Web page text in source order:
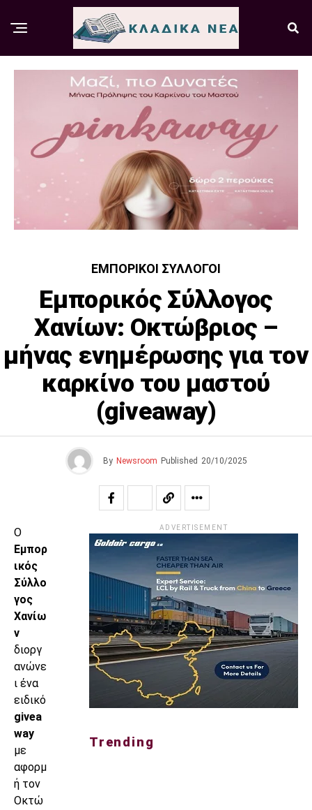
ΕΜΠΟΡΙΚΟΊ ΣΎΛΛΟΓΟΙ
Εμπορικός Σύλλογος
Χανίων: Οκτώβριος –
μήνας ενημέρωσης για τον
καρκίνο του μαστού
(giveaway)
By Newsroom Published 20/10/2025
Ο
Εμπορ
ικός
Σύλλο
γος
Χανίω
ν
διοργ
ανώνε
ι ένα
ειδικό
givea
way
με
αφορμ
ή τον
Οκτώ
ADVERTISEMENT
Trending